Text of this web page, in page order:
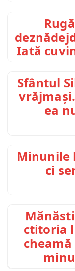
Iată
Sfântul
ea
Minunile
ci
ctitoria